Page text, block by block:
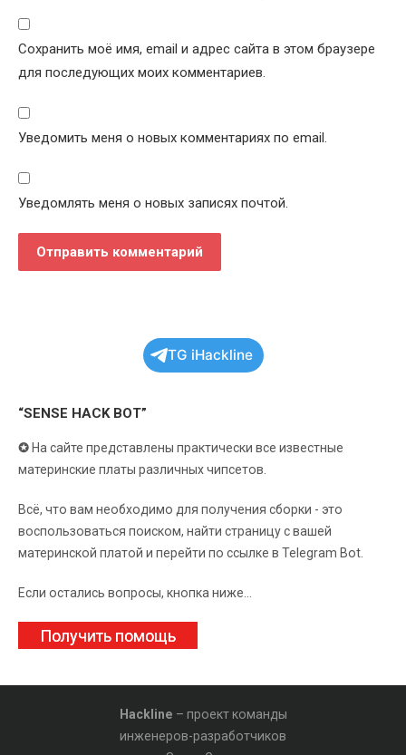
Сохранить моё имя, email и адрес сайта в этом браузере
для последующих моих комментариев.
Уведомить меня о новых комментариях по email.
Уведомлять меня о новых записях почтой.
TG iHackline
“SENSE HACK BOT”
✪ На сайте представлены практически все известные
материнские платы различных чипсетов.
Всё, что вам необходимо для получения сборки - это
воспользоваться поиском, найти страницу с вашей
материнской платой и перейти по ссылке в Telegram Bot.
Если остались вопросы, кнопка ниже...
Получить помощь
Hackline – проект команды
инженеров-разработчиков